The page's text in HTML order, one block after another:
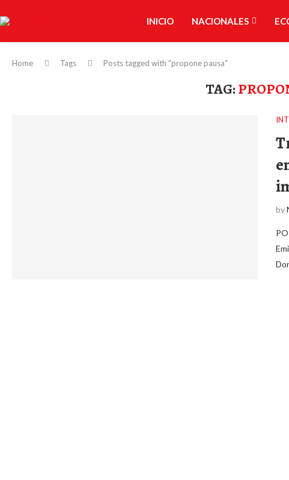
INICIO NACIONALES
Home Tags Posts tagged with "propone pausa"
TAG:
by